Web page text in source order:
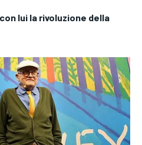
lui la rivoluzione della